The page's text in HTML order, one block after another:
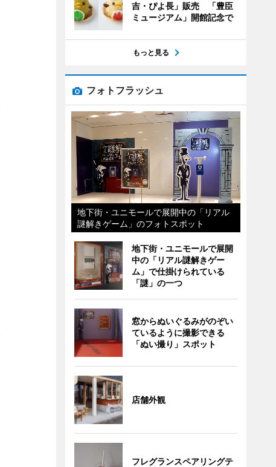
吉・ぴよ長」販売 「豊臣
ミュージアム」開館記念で
もっと見る
フォトフラッシュ
地下街・ユニモールで展開中の「リアル
謎解きゲーム」のフォトスポット
地下街・ユニモールで展開
中の「リアル謎解きゲー
ム」で仕掛けられている
「謎」の一つ
窓からぬいぐるみがのぞい
ているように撮影できる
「ぬい撮り」スポット
店舗外観
フレグランスペアリングテ